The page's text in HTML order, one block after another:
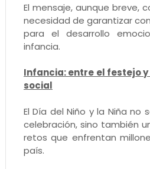
El mensaje, aunque breve,
necesidad de garantizar
para el desarrollo
infancia.
Infancia: entre el festejo
social
El Día del Niño y la Niña no
celebración, sino también
retos que enfrentan
país.